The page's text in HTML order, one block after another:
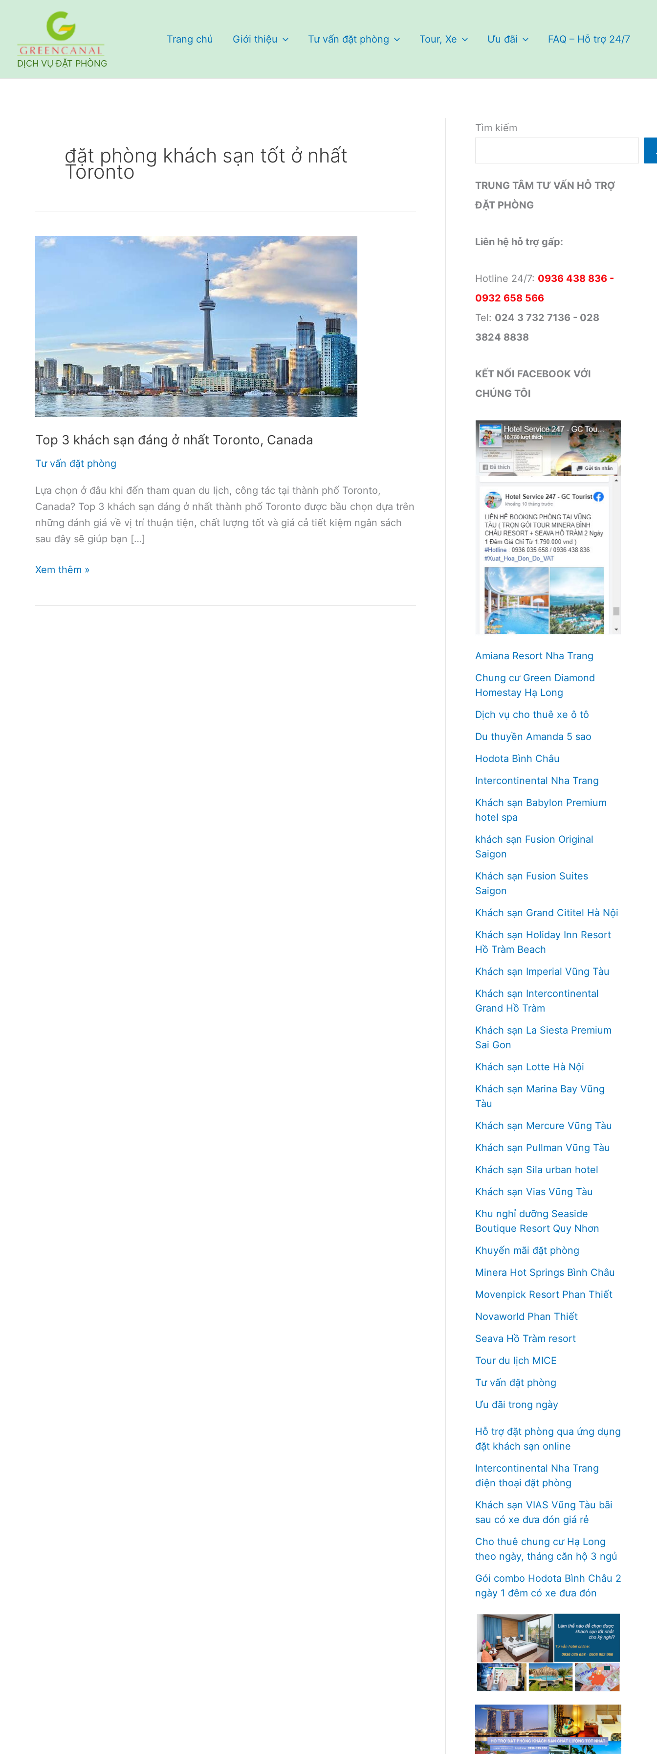
dung
DỊCH VỤ ĐẶT PHÒNG
Trang chủ Giới thiệu Tư vấn đặt phòng Tour, Xe Ưu đãi FAQ – Hỗ trợ 24/7
đặt phòng khách sạn tốt ở nhất
Toronto
Top 3 khách sạn đáng ở nhất Toronto, Canada
Tư vấn đặt phòng
Lựa chọn ở đâu khi đến tham quan du lịch, công tác tại thành phố Toronto,
Canada? Top 3 khách sạn đáng ở nhất thành phố Toronto được bầu chọn dựa trên
những đánh giá về vị trí thuận tiện, chất lượng tốt và giá cả tiết kiệm ngân sách
sau đây sẽ giúp bạn […]
Top
Xem thêm »
Tìm kiếm
TRUNG TÂM TƯ VẤN HỖ TRỢ
ĐẶT PHÒNG
Liên hệ hỗ trợ gấp:
Hotline 24/7: 0936 438 836 -
0932 658 566
Tel: 024 3 732 7136 - 028
3824 8838
KẾT NỐI FACEBOOK VỚI
CHÚNG TÔI
Amiana Resort Nha Trang
Chung cư Green Diamond
Homestay Hạ Long
Dịch vụ cho thuê xe ô tô
Du thuyền Amanda 5 sao
Hodota Bình Châu
Intercontinental Nha Trang
Khách sạn Babylon Premium
hotel spa
khách sạn Fusion Original
Saigon
Khách sạn Fusion Suites
Saigon
Khách sạn Grand Cititel Hà Nội
Khách sạn Holiday Inn Resort
Hồ Tràm Beach
Khách sạn Imperial Vũng Tàu
Khách sạn Intercontinental
Grand Hồ Tràm
Khách sạn La Siesta Premium
Sai Gon
Khách sạn Lotte Hà Nội
Khách sạn Marina Bay Vũng
Tàu
Khách sạn Mercure Vũng Tàu
Khách sạn Pullman Vũng Tàu
Khách sạn Sila urban hotel
Khách sạn Vias Vũng Tàu
Khu nghỉ dưỡng Seaside
Boutique Resort Quy Nhơn
Khuyến mãi đặt phòng
Minera Hot Springs Bình Châu
Movenpick Resort Phan Thiết
Novaworld Phan Thiết
Seava Hồ Tràm resort
Tour du lịch MICE
Tư vấn đặt phòng
Ưu đãi trong ngày
Hỗ trợ đặt phòng qua ứng dụng
đặt khách sạn online
Intercontinental Nha Trang
điện thoại đặt phòng
Khách sạn VIAS Vũng Tàu bãi
sau có xe đưa đón giá rẻ
Cho thuê chung cư Hạ Long
theo ngày, tháng căn hộ 3 ngủ
Gói combo Hodota Bình Châu 2
ngày 1 đêm có xe đưa đón